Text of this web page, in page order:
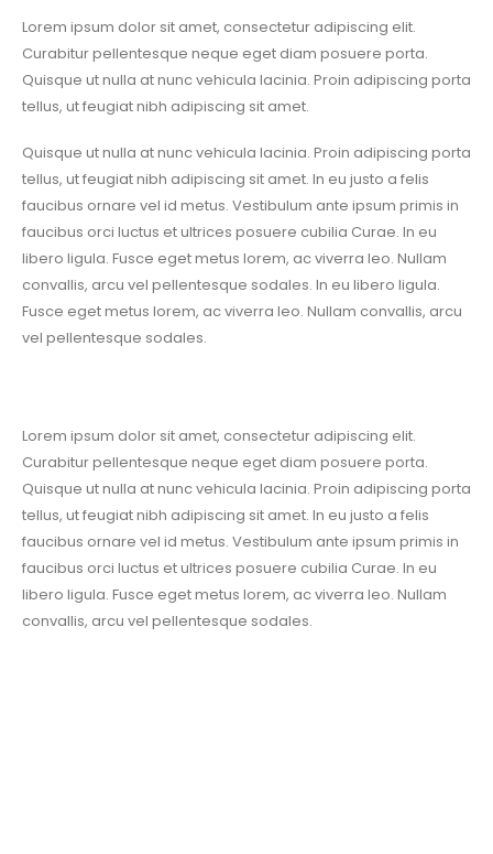
Lorem ipsum dolor sit amet, consectetur adipiscing elit.
Curabitur pellentesque neque eget diam posuere porta.
Quisque ut nulla at nunc vehicula lacinia. Proin adipiscing porta
tellus, ut feugiat nibh adipiscing sit amet.
Quisque ut nulla at nunc vehicula lacinia. Proin adipiscing porta
tellus, ut feugiat nibh adipiscing sit amet. In eu justo a felis
faucibus ornare vel id metus. Vestibulum ante ipsum primis in
faucibus orci luctus et ultrices posuere cubilia Curae. In eu
libero ligula. Fusce eget metus lorem, ac viverra leo. Nullam
convallis, arcu vel pellentesque sodales. In eu libero ligula.
Fusce eget metus lorem, ac viverra leo. Nullam convallis, arcu
vel pellentesque sodales.
Lorem ipsum dolor sit amet, consectetur adipiscing elit.
Curabitur pellentesque neque eget diam posuere porta.
Quisque ut nulla at nunc vehicula lacinia. Proin adipiscing porta
tellus, ut feugiat nibh adipiscing sit amet. In eu justo a felis
faucibus ornare vel id metus. Vestibulum ante ipsum primis in
faucibus orci luctus et ultrices posuere cubilia Curae. In eu
libero ligula. Fusce eget metus lorem, ac viverra leo. Nullam
convallis, arcu vel pellentesque sodales.